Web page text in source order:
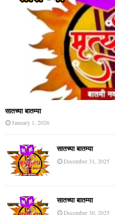
सातच्या बातम्या
January 1, 2026
सातच्या बातम्या
December 31, 2025
सातच्या बातम्या
December 30, 2025